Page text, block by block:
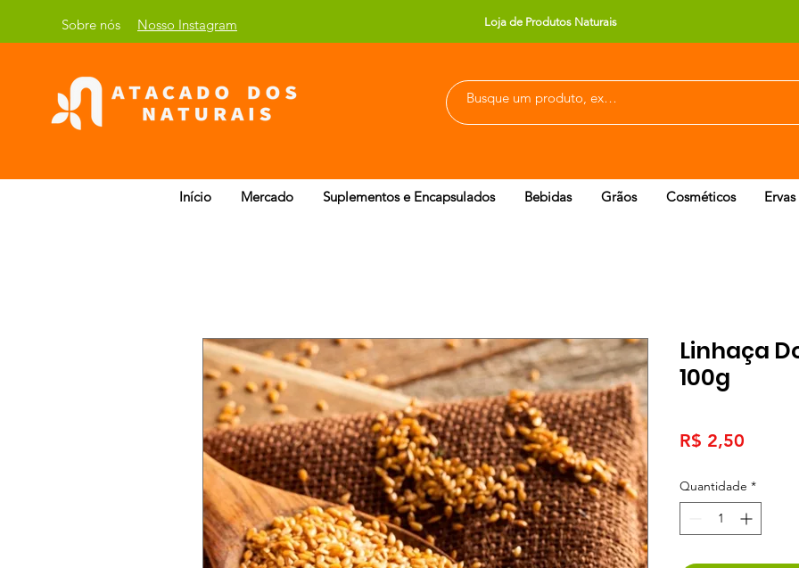
Sobre nós Nosso Instagram Loja de Produtos Naturais
Início Mercado Suplementos e Encapsulados Bebidas Grãos Cosméticos
Linhaça
100g
R$ 2,50
Quantidade *